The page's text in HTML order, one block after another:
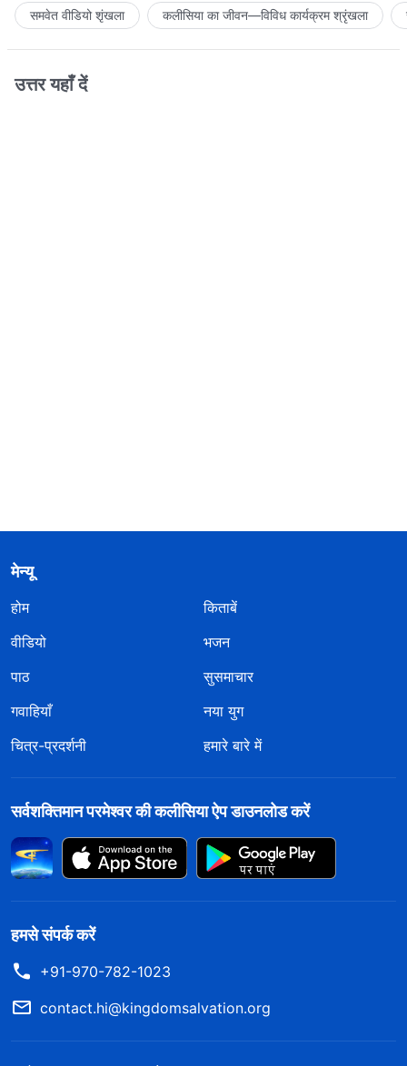
समवेत वीडियो शृंखला कलीसिया का जीवन—विविध कार्यक्रम श्रृंखला
उत्तर यहाँ दें
मेन्यू
होम
किताबें
वीडियो
भजन
पाठ
सुसमाचार
गवाहियाँ
नया युग
चित्र-प्रदर्शनी
हमारे बारे में
सर्वशक्तिमान परमेश्वर की कलीसिया ऐप डाउनलोड करें
हमसे संपर्क करें
+91-970-782-1023
contact.hi@kingdomsalvation.org